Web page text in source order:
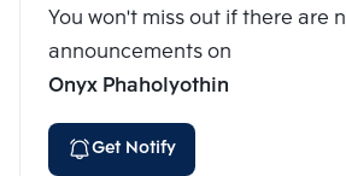
You won't miss out if there are
announcements on
Onyx Phaholyothin
Get Notify